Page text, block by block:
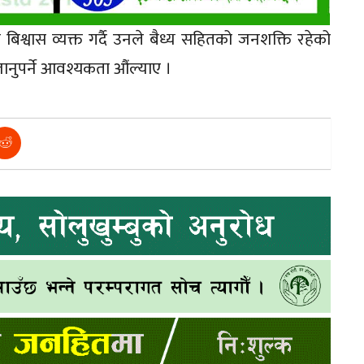
व्यक्त गर्दै उनले बैध्य सहितको जनशक्ति रहेको
आवश्यकता औंल्याए ।